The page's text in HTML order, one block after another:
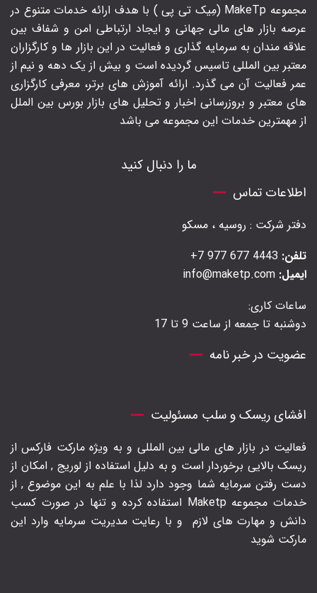
مجموعه MakeTp (مِیک تی پی ) با هدف ارائه خدمات متنوع در
عرصه بازار های مالی جهانی و ایجاد ارتباطی امن و شفاف بین
علاقه مندان به سرمایه گذاری و فعالیت در این بازار ها و کارگزاران
معتبر بین المللی تاسیس گردیده است و بیش از یک دهه و نیم از
عمر فعالیت آن می گذرد. ارائه آموزش های برتر‍، معرفی کارگزاری
های معتبر و بروزرسانی اخبار و تحلیل های بازار بورس بین الملل
از مهمترین خدمات این مجموعه می باشد
ما را دنبال کنید
اطلاعات تماس
دفتر شرکت : روسیه ، مسکو
تلفن:
ایمیل:
ساعات کاری:
دوشنبه تا جمعه از ساعت 9 تا 17
عضویت در خبر نامه
افشای ریسک و سلب مسئولیت
فعالیت در بازار های مالی بین المللی و به ویژه مارکت فارکس از
ریسک بالایی برخوردار است و به دلیل استفاده از لوریج , امکان از
دست رفتن سرمایه شما وجود دارد لذا با علم به این موضوع , از
خدمات مجموعه Maketp استفاده کرده و تنها در صورت کسب
دانش و مهارت های لازم و با رعایت مدیریت سرمایه وارد این
مارکت شوید